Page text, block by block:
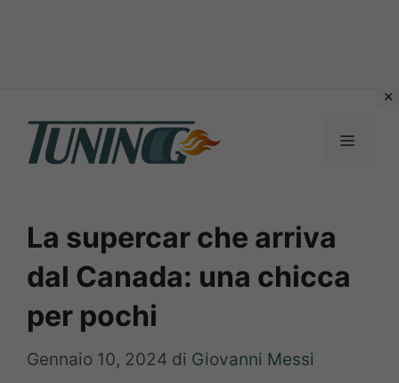
contenuto
Menu
La supercar che arriva
dal Canada: una chicca
per pochi
Gennaio 10, 2024 di Giovanni Messi